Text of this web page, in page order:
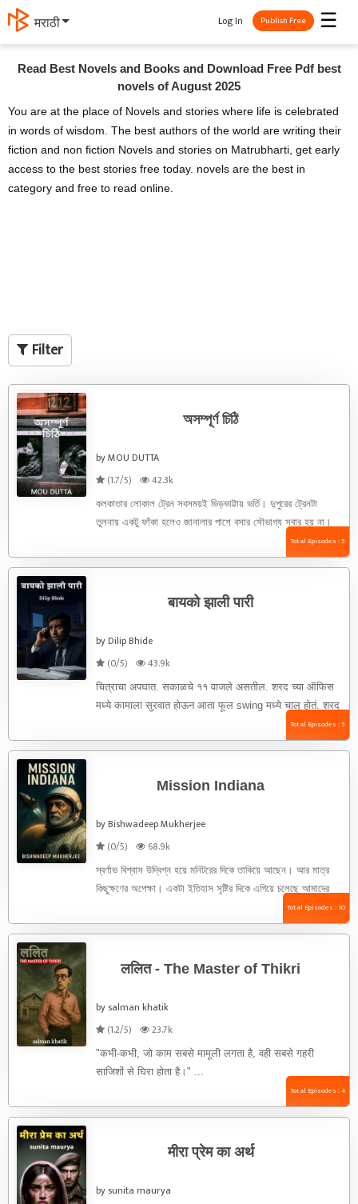
मराठी ☰
Log In Publish Free
Read Best Novels and Books and Download Free Pdf best
novels of August 2025
You are at the place of Novels and stories where life is celebrated
in words of wisdom. The best authors of the world are writing their
fiction and non fiction Novels and stories on Matrubharti, get early
access to the best stories free today. novels are the best in
category and free to read online.
Filter
অসম্পূর্ণ চিঠি
by MOU DUTTA
(1.7/5)
42.3k
কলকাতার লোকাল ট্রেন সবসময়ই ভিড়ভাট্টায় ভর্তি। দুপুরের ট্রেনটা
তুলনায় একটু ফাঁকা হলেও জানালার পাশে বসার সৌভাগ্য সবার হয় না।
Total Episodes : 5
बायको झाली पारी
by Dilip Bhide
(0/5)
43.9k
चित्राचा अपघात. सकाळचे ११ वाजले असतील. शरद च्या ऑफिस
मध्ये कामाला सुरवात होऊन आता फूल swing मध्ये चालू होतं. शरद
Total Episodes : 5
Mission Indiana
by Bishwadeep Mukherjee
(0/5)
68.9k
স্বর্ণাভ বিশ্বাস উদ্বিগ্ন হয়ে মনিটরের দিকে তাকিয়ে আছেন। আর মাত্র
কিছুক্ষণের অপেক্ষা। একটা ইতিহাস সৃষ্টির দিকে এগিয়ে চলেছে আমাদের
Total Episodes : 10
ललित - The Master of Thikri
by salman khatik
(1.2/5)
23.7k
"कभी-कभी, जो काम सबसे मामूली लगता है, वही सबसे गहरी
साजिशों से घिरा होता है।" ...
Total Episodes : 4
मीरा प्रेम का अर्थ
by sunita maurya